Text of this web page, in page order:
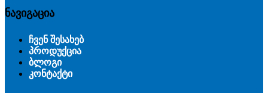
ნავიგაცია
ჩვენ შესახებ
პროდუქცია
ბლოგი
კონტაქტი